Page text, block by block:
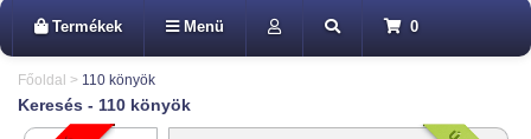
Termékek Menü 0
Főoldal > 110 könyök
Keresés - 110 könyök